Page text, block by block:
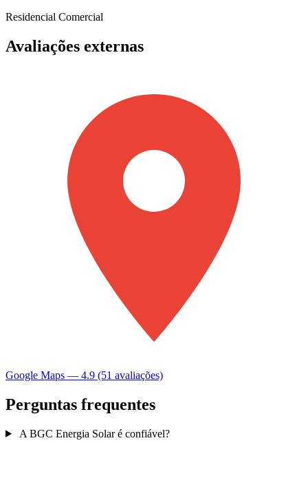
Residencial Comercial
Avaliações externas
Google Maps — 4.9 (51 avaliações)
Perguntas frequentes
A BGC Energia Solar é confiável?